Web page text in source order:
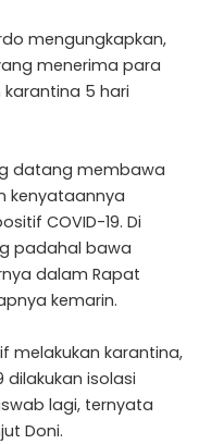
mengungkapkan,
menerima para
5 hari
datang membawa
kenyataannya
COVID-19. Di
padahal bawa
dalam Rapat
kemarin.
melakukan karantina,
dilakukan isolasi
lagi, ternyata
Doni.